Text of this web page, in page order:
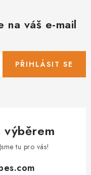
na váš e-mail
PŘIHLÁSIT SE
výběrem
tu pro vás!